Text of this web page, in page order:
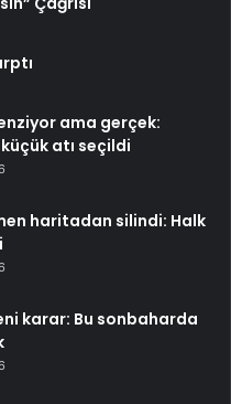
ama gerçek:
atı seçildi
haritadan silindi: Halk
karar: Bu sonbaharda